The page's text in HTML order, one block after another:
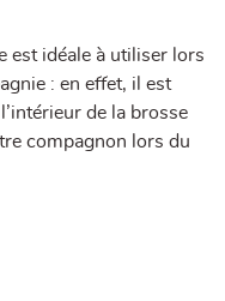
est idéale à utiliser lors
: en effet, il est
de la brosse
compagnon lors du